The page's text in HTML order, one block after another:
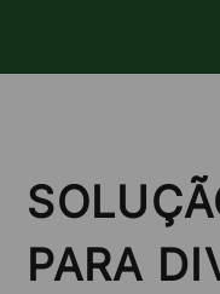
PARA